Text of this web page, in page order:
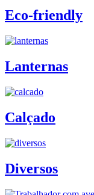
Eco-friendly
Lanternas
Calçado
Diversos